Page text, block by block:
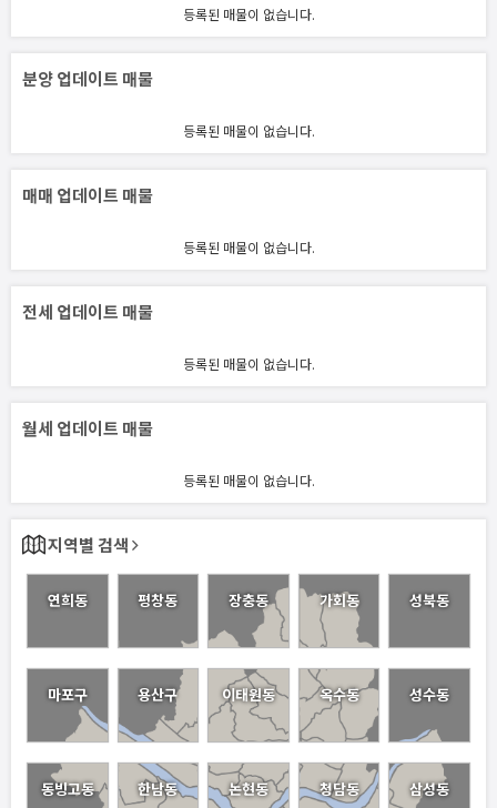
등록된 매물이 없습니다.
분양 업데이트 매물
등록된 매물이 없습니다.
매매 업데이트 매물
등록된 매물이 없습니다.
전세 업데이트 매물
등록된 매물이 없습니다.
월세 업데이트 매물
등록된 매물이 없습니다.
지역별 검색
연희동 평창동 장충동 가회동 성북동
마포구 용산구 이태원동 옥수동 성수동
동빙고동 한남동 논현동 청담동 삼성동